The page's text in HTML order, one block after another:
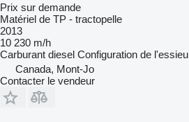
Prix sur demande
Matériel de TP - tractopelle
2013
10 230 m/h
Carburant diesel Configuration de l'essieu
Canada, Mont-Jo
Contacter le vendeur